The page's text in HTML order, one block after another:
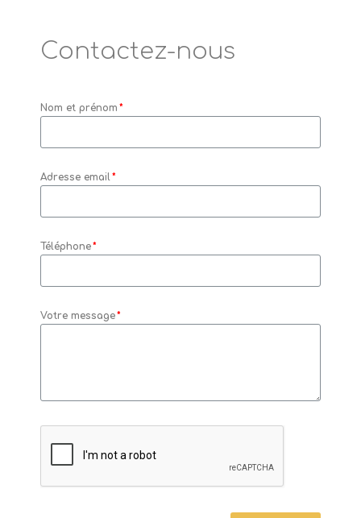
Contactez-nous
Nom et prénom
Adresse email
Téléphone
Votre message